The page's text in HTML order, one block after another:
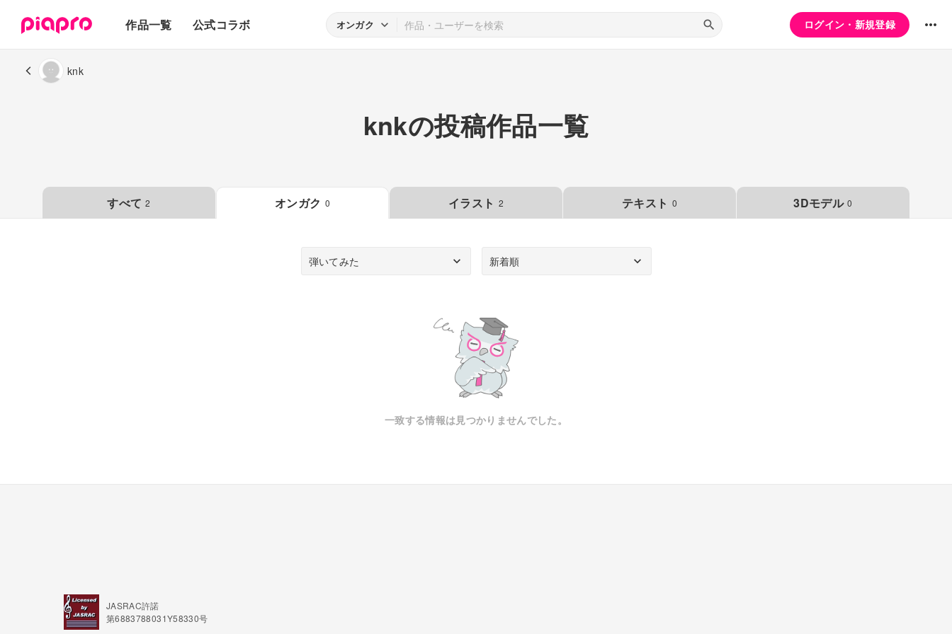
作品一覧
3Dモデル
公式コラボ オンガク ログイン・新規登録
knk
knkの投稿作品一覧
すべて 2 オンガク 0 イラスト 2 テキスト 0 3Dモデル 0
弾いてみた 新着順
一致する情報は見つかりませんでした。
JASRAC許諾
第6883788031Y58330号